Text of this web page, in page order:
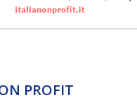
PROFIT